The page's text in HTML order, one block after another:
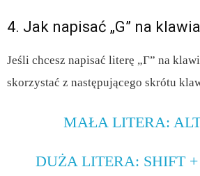
4. Jak napisać „G” na
Jeśli chcesz napisać literę „Г” na
skorzystać z następującego skrótu
MAŁA LITERA:
DUŻA LITERA: SHIFT +